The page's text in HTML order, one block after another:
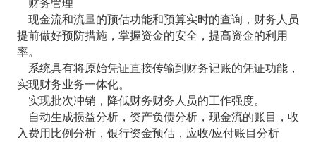
现金流和流量的预估功能和预算实时的查询，财务人员
提前做好预防措施，掌握资金的安全，提高资金的利用
率。
系统具有将原始凭证直接传输到财务记账的凭证功能，
实现财务业务一体化。
实现批次冲销，降低财务财务人员的工作强度。
自动生成损益分析，资产负债分析，现金流的账目，收
入费用比例分析，银行资金预估，应收/应付账目分析